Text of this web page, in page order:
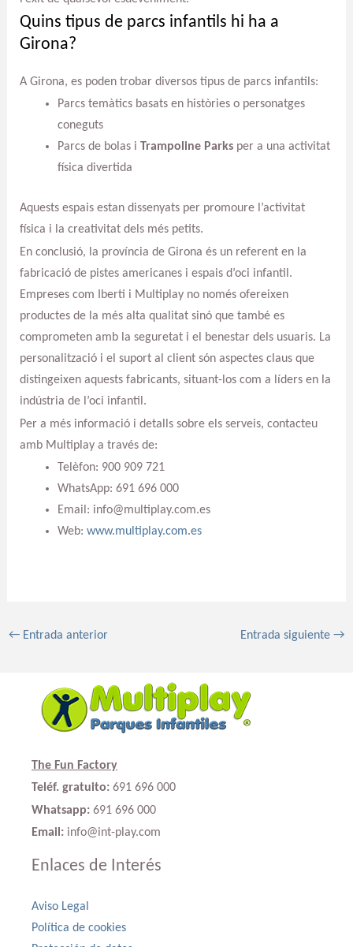
Quins tipus de parcs infantils hi ha a
Girona?
A Girona, es poden trobar diversos tipus de parcs infantils:
Parcs temàtics basats en històries o personatges
coneguts
Parcs de bolas i Trampoline Parksper a una activitat
física divertida
Aquests espais estan dissenyats per promoure l’activitat
física i la creativitat dels més petits.
En conclusió, la província de Girona és un referent en la
fabricació de pistes americanes i espais d’oci infantil.
Empreses com Iberti i Multiplay no només ofereixen
productes de la més alta qualitat sinó que també es
comprometen amb la seguretat i el benestar dels usuaris. La
personalització i el suport al client són aspectes claus que
distingeixen aquests fabricants, situant-los com a líders en la
indústria de l’oci infantil.
Per a més informació i detalls sobre els serveis, contacteu
amb Multiplay a través de:
Telèfon: 900 909 721
WhatsApp: 691 696 000
Email: info@multiplay.com.es
Web: www.multiplay.com.es
←Entrada anterior Entrada siguiente→
The Fun Factory
Teléf. gratuito: 691 696 000
Whatsapp: 691 696 000
Email: info@int-play.com
Enlaces de Interés
Aviso Legal
Política de cookies